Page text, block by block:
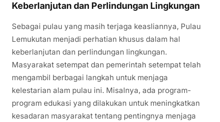
Keberlanjutan dan Perlindungan Lingkungan
Sebagai pulau yang masih terjaga keasliannya, Pulau
Lemukutan menjadi perhatian khusus dalam hal
keberlanjutan dan perlindungan lingkungan.
Masyarakat setempat dan pemerintah setempat telah
mengambil berbagai langkah untuk menjaga
kelestarian alam pulau ini. Misalnya, ada program-
program edukasi yang dilakukan untuk meningkatkan
kesadaran masyarakat tentang pentingnya menjaga